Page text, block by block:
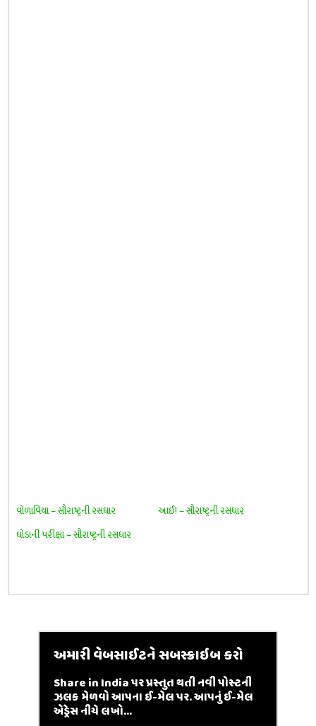
વોળાવિયા – સૌરાષ્ટ્રની રસધાર
આઈ! – સૌરાષ્ટ્રની રસધાર
ઘોડાની પરીક્ષા – સૌરાષ્ટ્રની રસધાર
અમારી વેબસાઈટને સબસ્ક્રાઇબ કરો
Share in India પર પ્રસ્તુત થતી નવી પોસ્ટની
ઝલક મેળવો આપના ઈ-મેલ પર. આપનું ઈ-મેલ
એડ્રેસ નીચે લખો...